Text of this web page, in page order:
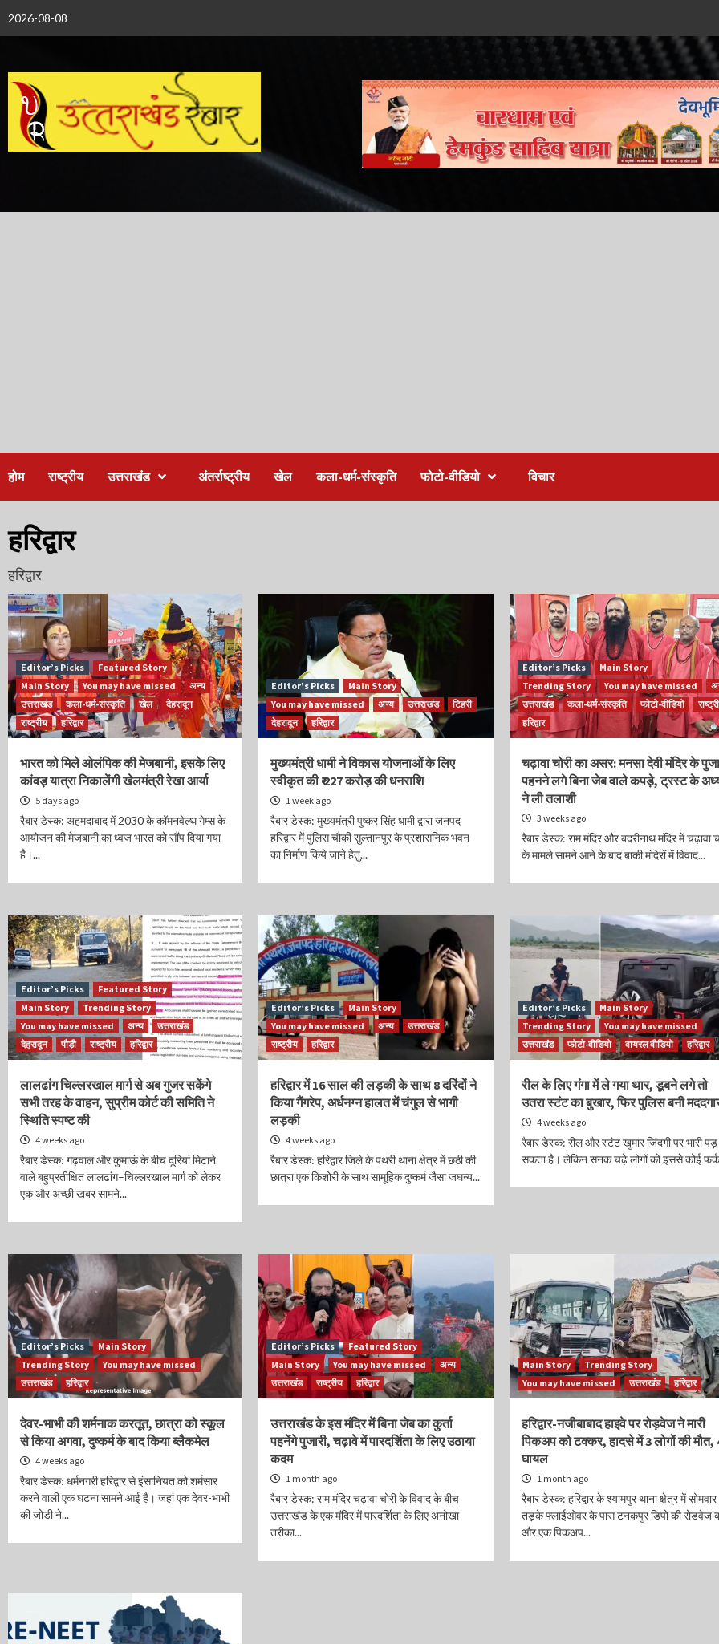
2026-08-08
होम राष्ट्रीय उत्तराखंड अंतर्राष्ट्रीय खेल कला-धर्म-संस्कृति फोटो-वीडियो विचार
हरिद्वार
हरिद्वार
Editor’s Picks
Featured Story
Main Story
You may have missed
अन्य
उत्तराखंड
कला-धर्म-संस्कृति खेल
देहरादून
राष्ट्रीय
हरिद्वार
भारत को मिले ओलंपिक की मेजबानी, इसके लिए
कांवड़ यात्रा निकालेंगी खेलमंत्री रेखा आर्या
5 days ago
रैबार डेस्क: अहमदाबाद में 2030 के कॉमनवेल्थ गेम्स के
आयोजन की मेजबानी का ध्वज भारत को सौंप दिया गया
है।...
Editor’s Picks
Main Story
You may have missed
अन्य उत्तराखंड
टिहरी
देहरादून
हरिद्वार
मुख्यमंत्री धामी ने विकास योजनाओं के लिए
स्वीकृत की ₹ 227 करोड़ की धनराशि
1 week ago
रैबार डेस्क: मुख्यमंत्री पुष्कर सिंह धामी द्वारा जनपद
हरिद्वार में पुलिस चौकी सुल्तानपुर के प्रशासनिक भवन
का निर्माण किये जाने हेतु...
Editor’s Picks
Main Story
Trending Story
You may have missed
उत्तराखंड
कला-धर्म-संस्कृति फोटो-वीडियो
हरिद्वार
चढ़ावा चोरी का असर: मनसा देवी मंदिर के
पहनने लगे बिना जेब वाले कपड़े, ट्रस्ट के
ने ली तलाशी
3 weeks ago
रैबार डेस्क: राम मंदिर और बदरीनाथ मंदिर में चढ़ावा
के मामले सामने आने के बाद बाकी मंदिरों में विवाद...
Editor’s Picks
Featured Story
Main Story
Trending Story
You may have missed
अन्य
उत्तराखंड
देहरादून
पौड़ी राष्ट्रीय हरिद्वार
लालढांग चिल्लरखाल मार्ग से अब गुजर सकेंगे
सभी तरह के वाहन, सुप्रीम कोर्ट की समिति ने
स्थिति स्पष्ट की
4 weeks ago
रैबार डेस्क: गढ़वाल और कुमाऊं के बीच दूरियां मिटाने
वाले बहुप्रतीक्षित लालढांग–चिल्लरखाल मार्ग को लेकर
एक और अच्छी खबर सामने...
Editor’s Picks
Main Story
You may have missed
अन्य
उत्तराखंड
राष्ट्रीय
हरिद्वार
हरिद्वार में 16 साल की लड़की के साथ 8 दरिंदों ने
किया गैंगरेप, अर्धनग्न हालत में चंगुल से भागी
लड़की
4 weeks ago
रैबार डेस्क: हरिद्वार जिले के पथरी थाना क्षेत्र में छठी की
छात्रा एक किशोरी के साथ सामूहिक दुष्कर्म जैसा जघन्य...
Editor’s Picks
Main Story
Trending Story
You may have missed
उत्तराखंड
फोटो-वीडियो वायरल वीडियो हरिद्वार
रील के लिए गंगा में ले गया थार, डूबने लगे तो
उतरा स्टंट का बुखार, फिर पुलिस बनी
4 weeks ago
रैबार डेस्क: रील और स्टंट खुमार जिंदगी पर भारी पड़
सकता है। लेकिन सनक चढ़े लोगों को इससे कोई
Editor’s Picks
Main Story
Trending Story
You may have missed
उत्तराखंड
हरिद्वार
देवर-भाभी की शर्मनाक करतूत, छात्रा को स्कूल
से किया अगवा, दुष्कर्म के बाद किया ब्लैकमेल
4 weeks ago
रैबार डेस्क: धर्मनगरी हरिद्वार से इंसानियत को शर्मसार
करने वाली एक घटना सामने आई है। जहां एक देवर-भाभी
की जोड़ी ने...
Editor’s Picks
Featured Story
Main Story
You may have missed
अन्य
उत्तराखंड
राष्ट्रीय हरिद्वार
उत्तराखंड के इस मंदिर में बिना जेब का कुर्ता
पहनेंगे पुजारी, चढ़ावे में पारदर्शिता के लिए उठाया
कदम
1 month ago
रैबार डेस्क: राम मंदिर चढ़ावा चोरी के विवाद के बीच
उत्तराखंड के एक मंदिर में पारदर्शिता के लिए अनोखा
तरीका...
Main Story
Trending Story
You may have missed
उत्तराखंड हरिद्वार
हरिद्वार-नजीबाबाद हाइवे पर रोड़वेज ने मारी
पिकअप को टक्कर, हादसे में 3 लोगों की मौत,
घायल
1 month ago
रैबार डेस्क: हरिद्वार के श्यामपुर थाना क्षेत्र में सोमवार
तड़के फ्लाईओवर के पास टनकपुर डिपो की रोडवेज
और एक पिकअप...